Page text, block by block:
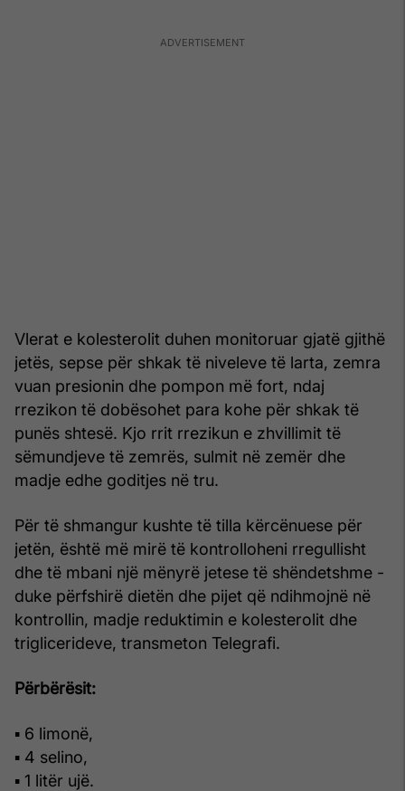
Vlerat e kolesterolit duhen monitoruar gjatë gjithë
jetës, sepse për shkak të niveleve të larta, zemra
vuan presionin dhe pompon më fort, ndaj
rrezikon të dobësohet para kohe për shkak të
punës shtesë. Kjo rrit rrezikun e zhvillimit të
sëmundjeve të zemrës, sulmit në zemër dhe
madje edhe goditjes në tru.
Për të shmangur kushte të tilla kërcënuese për
jetën, është më mirë të kontrolloheni rregullisht
dhe të mbani një mënyrë jetese të shëndetshme -
duke përfshirë dietën dhe pijet që ndihmojnë në
kontrollin, madje reduktimin e kolesterolit dhe
triglicerideve, transmeton Telegrafi.
Përbërësit:
▪ 6 limonë,
▪ 4 selino,
▪ 1 litër ujë.